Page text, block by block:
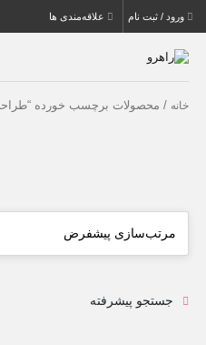
ورود / ثبت نام علاقه‌مندی ها
خانه / محصولات برچسب خورده
جستجو پیشرفته